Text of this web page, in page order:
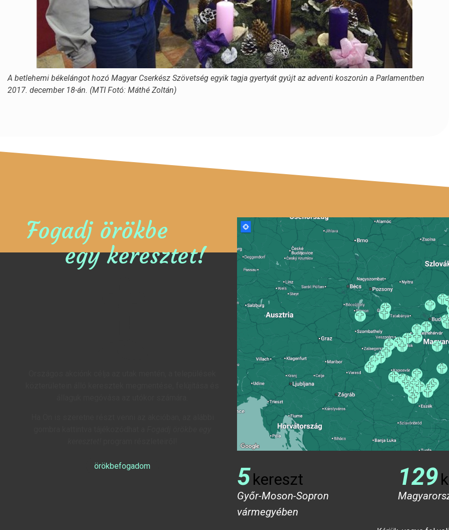
A betlehemi békelángot hozó Magyar Cserkész Szövetség egyik tagja gyertyát gyújt az adventi koszorún a Parlamentben
2017. december 18-án. (MTI Fotó: Máthé Zoltán)
Fogadj örökbe
egy keresztet!
örökbefogadom 5kereszt
Győr-Moson-Sopron
vármegyében
129